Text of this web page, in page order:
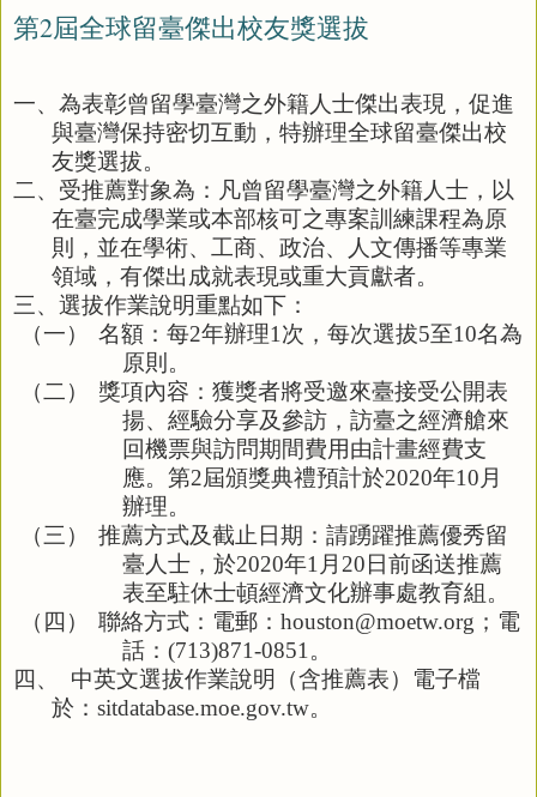
第2屆全球留臺傑出校友獎選拔
一、 為表彰曾留學臺灣之外籍人士傑出表現，促進
與臺灣保持密切互動，特辦理全球留臺傑出校
友獎選拔。
二、 受推薦對象為：凡曾留學臺灣之外籍人士，以
在臺完成學業或本部核可之專案訓練課程為原
則，並在學術、工商、政治、人文傳播等專業
領域，有傑出成就表現或重大貢獻者。
三、 選拔作業說明重點如下：
（一）
名額：每2年辦理1 次，每次選拔5至10名為
原則。
（二）
獎項內容：獲獎者將受邀來臺接受公開表
揚、經驗分享及參訪，訪臺之經濟艙來
回機票與訪問期間費用由計畫經費支
應。第2屆頒獎典禮預計於2020年10 月
辦理。
（三）
推薦方式及截止日期：請踴躍推薦優秀留
臺人士，於2020年1 月20日前函送推薦
表至駐休士頓經濟文化辦事處教育組。
（四）
聯絡方式：電郵：houston@moetw.org；電
話：(713)871-0851。
四、
中英文選拔作業說明（含推薦表）電子檔
於： sitdatabase.moe.gov.tw。